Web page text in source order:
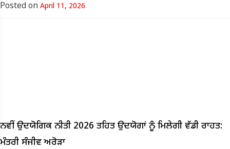
Posted on April 11, 2026
ਨਵੀਂ ਉਦਯੋਗਿਕ ਨੀਤੀ 2026 ਤਹਿਤ ਉਦਯੋਗਾਂ ਨੂੰ ਮਿਲੇਗੀ ਵੱਡੀ ਰਾਹਤ:
ਮੰਤਰੀ ਸੰਜੀਵ ਅਰੋੜਾ